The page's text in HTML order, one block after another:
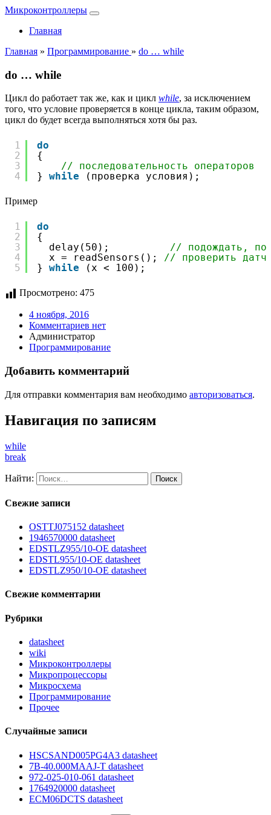
Микроконтроллеры
Главная
Главная » Программирование » do … while
do … while
Цикл do работает так же, как и цикл while, за исключением
того, что условие проверяется в конце цикла, таким образом,
цикл do будет всегда выполняться хотя бы раз.
1
2
3
4
do
{
// последовательность операторов
} while (проверка условия);
Пример
1
2
3
4
5
do
{
delay(50); // подождать,
x = readSensors(); // проверить
} while (x < 100);
Просмотрено: 475
4 ноября, 2016
Комментариев нет
Администратор
Программирование
Добавить комментарий
Для отправки комментария вам необходимо авторизоваться.
Навигация по записям
while
break
Найти:
Свежие записи
OSTTJ075152 datasheet
1946570000 datasheet
EDSTLZ955/10-OE datasheet
EDSTL955/10-OE datasheet
EDSTLZ950/10-OE datasheet
Свежие комментарии
Рубрики
datasheet
wiki
Микроконтроллеры
Микропроцессоры
Микросхема
Программирование
Прочее
Случайные записи
HSCSAND005PG4A3 datasheet
7B-40.000MAAJ-T datasheet
972-025-010-061 datasheet
1764920000 datasheet
ECM06DCTS datasheet